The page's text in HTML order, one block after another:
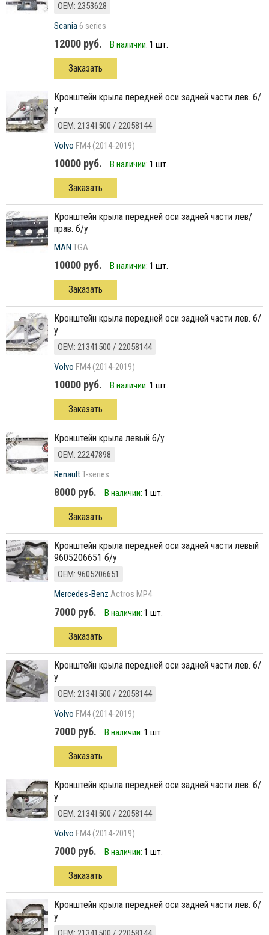
ОЕМ: 2353628
Scania6 series
12000 руб. В наличии: 1 шт.
Заказать
кронштейн крыла передней оси задней части лев. б/
у
ОЕМ: 21341500 / 22058144
Volvo FM4 (2014-2019)
10000 руб. В наличии: 1 шт.
Заказать
кронштейн крыла передней оси задней части лев/
прав. б/у
MAN TGA
10000 руб. В наличии: 1 шт.
Заказать
кронштейн крыла передней оси задней части лев. б/
у
ОЕМ: 21341500 / 22058144
Volvo FM4 (2014-2019)
10000 руб. В наличии: 1 шт.
Заказать
Кронштейн крыла левый б/у
ОЕМ: 22247898
RenaultT-series
8000 руб. В наличии: 1 шт.
Заказать
кронштейн крыла передней оси задней части левый
9605206651 б/у
ОЕМ: 9605206651
Mercedes-Benz Actros MP4
7000 руб. В наличии: 1 шт.
Заказать
кронштейн крыла передней оси задней части лев. б/
у
ОЕМ: 21341500 / 22058144
Volvo FM4 (2014-2019)
7000 руб. В наличии: 1 шт.
Заказать
кронштейн крыла передней оси задней части лев. б/
у
ОЕМ: 21341500 / 22058144
Volvo FM4 (2014-2019)
7000 руб. В наличии: 1 шт.
Заказать
кронштейн крыла передней оси задней части лев. б/
у